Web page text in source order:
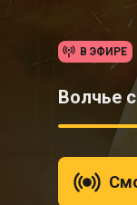
В ЭФИРЕ
Волчье